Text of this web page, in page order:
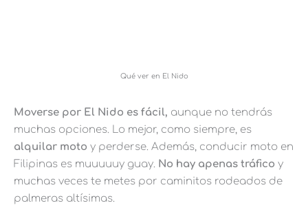
Qué ver en El Nido
Moverse por El Nido es fácil, aunque no tendrás
muchas opciones. Lo mejor, como siempre, es
alquilar moto y perderse. Además, conducir moto en
Filipinas es muuuuuy guay. No hay apenas tráfico y
muchas veces te metes por caminitos rodeados de
palmeras altísimas.